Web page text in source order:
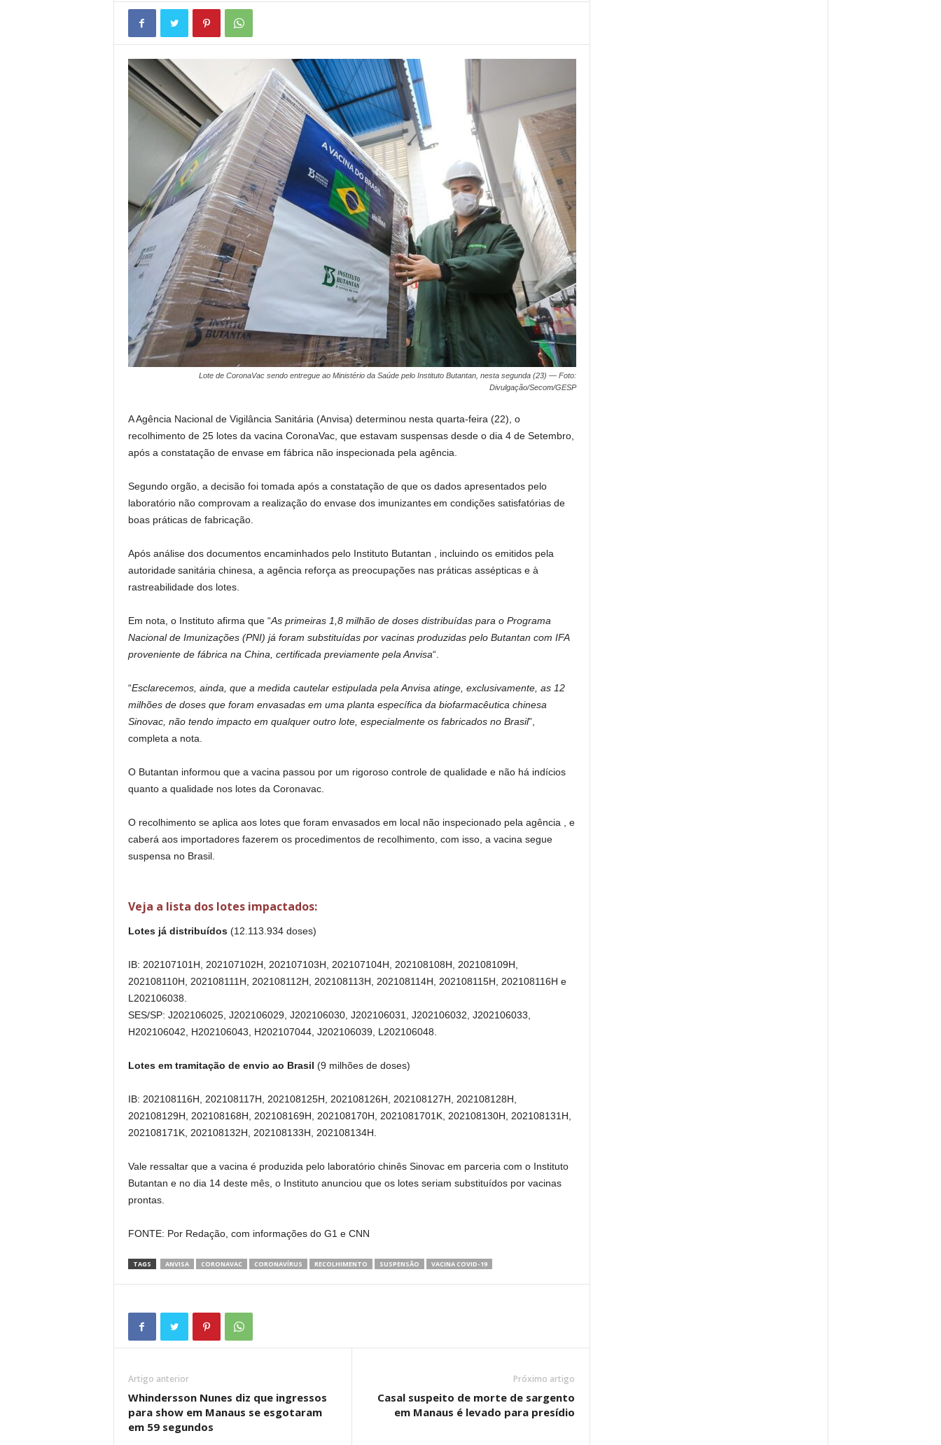
Lote de CoronaVac sendo entregue ao Ministério da Saúde pelo Instituto Butantan, nesta segunda (23) — Foto:
Divulgação/Secom/GESP
A Agência Nacional de Vigilância Sanitária (Anvisa) determinou nesta quarta-feira (22), o
recolhimento de 25 lotes da vacina CoronaVac, que estavam suspensas desde o dia 4 de Setembro,
após a constatação de envase em fábrica não inspecionada pela agência.
Segundo orgão, a decisão foi tomada após a constatação de que os dados apresentados pelo
laboratório não comprovam a realização do envase dos imunizantes em condições satisfatórias de
boas práticas de fabricação.
Após análise dos documentos encaminhados pelo Instituto Butantan , incluindo os emitidos pela
autoridade sanitária chinesa, a agência reforça as preocupações nas práticas assépticas e à
rastreabilidade dos lotes.
Em nota, o Instituto afirma que “As primeiras 1,8 milhão de doses distribuídas para o Programa
Nacional de Imunizações (PNI) já foram substituídas por vacinas produzidas pelo Butantan com IFA
proveniente de fábrica na China, certificada previamente pela Anvisa“.
“Esclarecemos, ainda, que a medida cautelar estipulada pela Anvisa atinge, exclusivamente, as 12
milhões de doses que foram envasadas em uma planta específica da biofarmacêutica chinesa
Sinovac, não tendo impacto em qualquer outro lote, especialmente os fabricados no Brasil”,
completa a nota.
O Butantan informou que a vacina passou por um rigoroso controle de qualidade e não há indícios
quanto a qualidade nos lotes da Coronavac.
O recolhimento se aplica aos lotes que foram envasados em local não inspecionado pela agência , e
caberá aos importadores fazerem os procedimentos de recolhimento, com isso, a vacina segue
suspensa no Brasil.
Veja a lista dos lotes impactados:
Lotes já distribuídos(12.113.934 doses)
IB: 202107101H, 202107102H, 202107103H, 202107104H, 202108108H, 202108109H,
202108110H, 202108111H, 202108112H, 202108113H, 202108114H, 202108115H, 202108116H e
L202106038.
SES/SP: J202106025, J202106029, J202106030, J202106031, J202106032, J202106033,
H202106042, H202106043, H202107044, J202106039, L202106048.
Lotes em tramitação de envio ao Brasil (9 milhões de doses)
IB: 202108116H, 202108117H, 202108125H, 202108126H, 202108127H, 202108128H,
202108129H, 202108168H, 202108169H, 202108170H, 2021081701K, 202108130H, 202108131H,
202108171K, 202108132H, 202108133H, 202108134H.
Vale ressaltar que a vacina é produzida pelo laboratório chinês Sinovac em parceria com o Instituto
Butantan e no dia 14 deste mês, o Instituto anunciou que os lotes seriam substituídos por vacinas
prontas.
FONTE: Por Redação, com informações do G1 e CNN
TAGS ANVISA CORONAVAC CORONAVÍRUS RECOLHIMENTO SUSPENSÃO VACINA COVID-19
Artigo anterior
Whindersson Nunes diz que ingressos
para show em Manaus se esgotaram
em 59 segundos
Próximo artigo
Casal suspeito de morte de sargento
em Manaus é levado para presídio